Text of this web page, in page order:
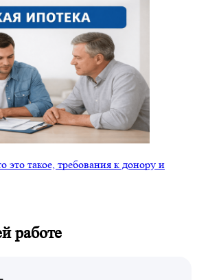
это такое, требования к донору и
работе